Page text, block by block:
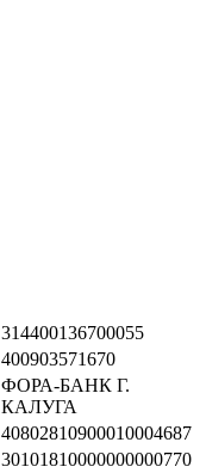
314400136700055
400903571670
ФОРА-БАНК Г.
КАЛУГА
40802810900010004687
30101810000000000770